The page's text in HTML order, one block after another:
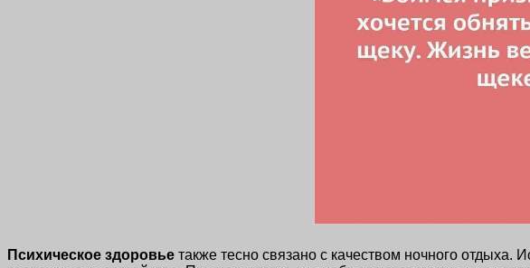
Психическое здоровье также тесно связано с качеством ночного